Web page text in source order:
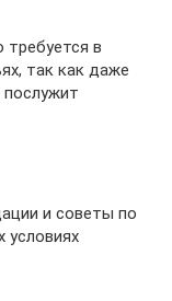
в
так как даже
и советы по